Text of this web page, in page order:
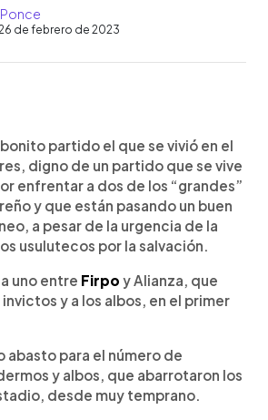
de febrero de 2023
artículopartido el que se vivió en el
digno de un partido que se vive
enfrentar a dos de los “grandes”
y que están pasando un buen
a pesar de la urgencia de la
usulutecos por la salvación.
uno entre Firpo y Alianza, que
y a los albos, en el primer
abasto para el número de
y albos, que abarrotaron los
desde muy temprano.